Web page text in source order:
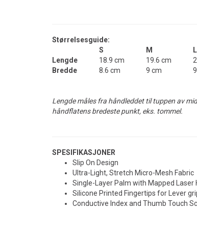
Størrelsesguide:
S
M L
Lengde
18.9 cm 19.6 cm
Bredde
8.6 cm 9 cm
Lengde måles fra håndleddet til tuppen av
håndflatens bredeste punkt, eks. tommel.
SPESIFIKASJONER
Slip On Design
Ultra-Light, Stretch Micro-Mesh Fabric
Single-Layer Palm with Mapped Laser
Silicone Printed Fingertips for Lever
Conductive Index and Thumb Touch